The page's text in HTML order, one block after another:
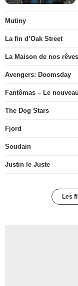
Mutiny
La fin d’Oak Street
La Maison de nos rêves
Avengers: Doomsday
Fantômas – Le
The Dog Stars
Fjord
Soudain
Justin le Juste
Les